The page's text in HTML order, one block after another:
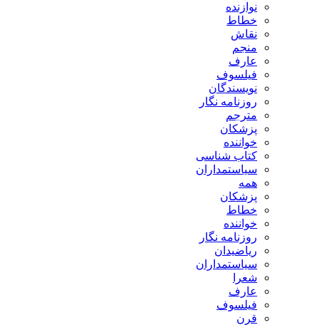
نوازنده
خطاط
نقاش
منجم
عارف
فیلسوف
نویسندگان
روزنامه نگار
مترجم
پزشکان
خواننده
کتاب شناسی
سیاستمداران
همه
پزشکان
خطاط
خواننده
روزنامه نگار
ریاضیدان
سیاستمداران
شعرا
عارف
فیلسوف
قرن